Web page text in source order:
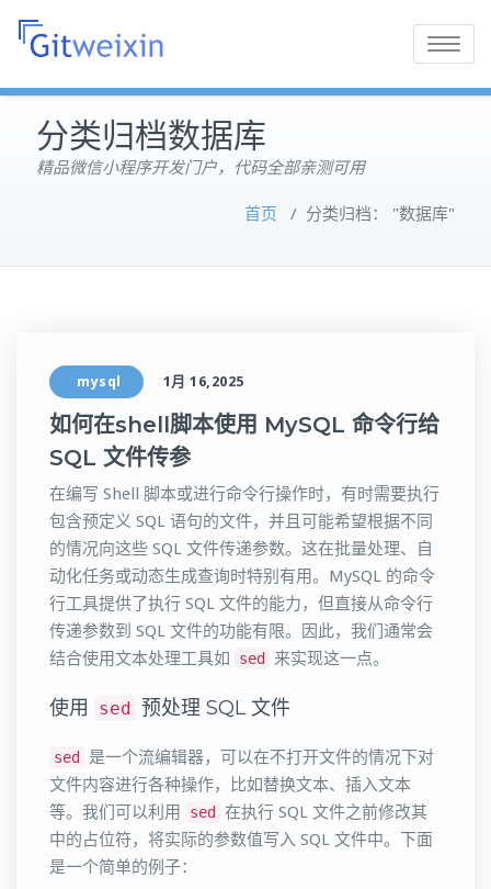
Toggle
分类归档数据库
精品微信小程序开发门户，代码全部亲测可用
首页 / 分类归档： "数据库"
mysql 1月 16,2025
如何在shell脚本使用 MySQL 命令行给
SQL 文件传参
在编写 Shell 脚本或进行命令行操作时，有时需要执行
包含预定义 SQL 语句的文件，并且可能希望根据不同
的情况向这些 SQL 文件传递参数。这在批量处理、自
动化任务或动态生成查询时特别有用。MySQL 的命令
行工具提供了执行 SQL 文件的能力，但直接从命令行
传递参数到 SQL 文件的功能有限。因此，我们通常会
结合使用文本处理工具如
sed 来实现这一点。
使用 sed 预处理 SQL 文件
sed
是一个流编辑器，可以在不打开文件的情况下对
文件内容进行各种操作，比如替换文本、插入文本
等。我们可以利用
sed
在执行 SQL 文件之前修改其
中的占位符，将实际的参数值写入 SQL 文件中。下面
是一个简单的例子：